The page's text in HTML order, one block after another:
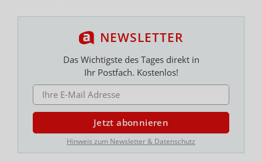
NEWSLETTER
Das Wichtigste des Tages direkt in
Ihr Postfach. Kostenlos!
E-MAIL ADRESSE
Jetzt abonnieren
Hinweis zum Newsletter & Datenschutz